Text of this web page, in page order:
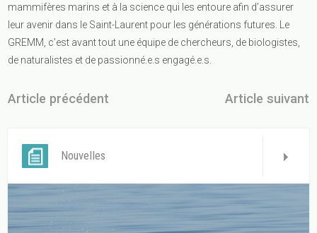
mammifères marins et à la science qui les entoure afin d’assurer
leur avenir dans le Saint-Laurent pour les générations futures. Le
GREMM, c’est avant tout une équipe de chercheurs, de biologistes,
de naturalistes et de passionné.e.s engagé.e.s.
Article précédent Article suivant
Nouvelles